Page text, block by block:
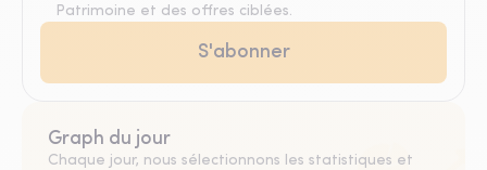
Patrimoine et des offres ciblées.
Graph du jour
Chaque jour, nous sélectionnons les statistiques et